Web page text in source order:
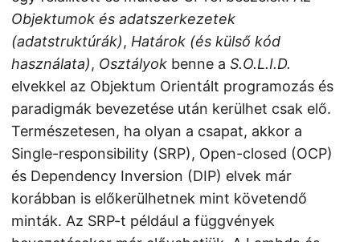
Objektumok és adatszerkezetek
(adatstruktúrák), Határok (és külső kód
használata), Osztályok benne a S.O.L.I.D.
elvekkel az Objektum Orientált programozás és
paradigmák bevezetése után kerülhet csak elő.
Természetesen, ha olyan a csapat, akkor a
Single-responsibility (SRP), Open-closed (OCP)
és Dependency Inversion (DIP) elvek már
korábban is előkerülhetnek mint követendő
minták. Az SRP-t például a függvények